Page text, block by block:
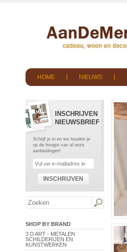
HOME NIEUWS
INSCHRIJVEN
NIEUWSBRIEF
Schrijf je in en we houden je
op de hoogte van al onze
aanbiedingen!
INSCHRIJVEN
SHOP BY BRAND
3 D ART - METALEN
SCHILDERIJEN EN
KUNSTWERKEN